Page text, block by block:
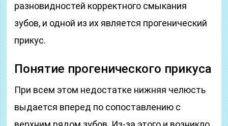
разновидностей корректного смыкания
зубов, и одной из их является прогенический
прикус.
Понятие прогенического прикуса
При всем этом недостатке нижняя челюсть
выдается вперед по сопоставлению с